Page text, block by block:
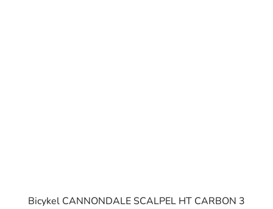
Bicykel CANNONDALE SCALPEL HT CARBON 3